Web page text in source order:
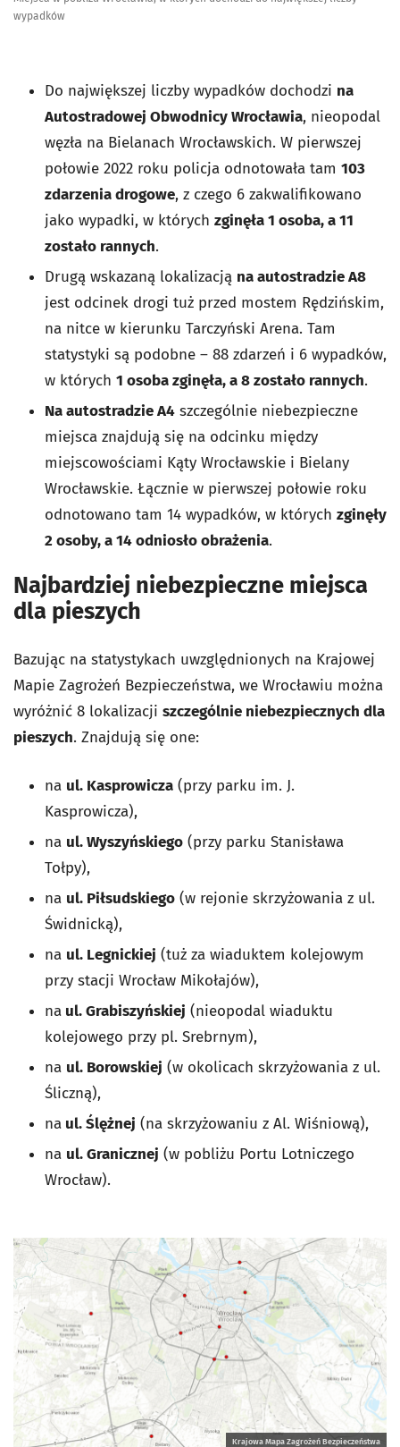
wypadków
Do największej liczby wypadków dochodzi na
Autostradowej Obwodnicy Wrocławia, nieopodal
węzła na Bielanach Wrocławskich. W pierwszej
połowie 2022 roku policja odnotowała tam 103
zdarzenia drogowe, z czego 6 zakwalifikowano
jako wypadki, w których zginęła 1 osoba, a 11
zostało rannych.
Drugą wskazaną lokalizacją na autostradzie A8
jest odcinek drogi tuż przed mostem Rędzińskim,
na nitce w kierunku Tarczyński Arena. Tam
statystyki są podobne – 88 zdarzeń i 6 wypadków,
w których 1 osoba zginęła, a 8 zostało rannych.
Na autostradzie A4 szczególnie niebezpieczne
miejsca znajdują się na odcinku między
miejscowościami Kąty Wrocławskie i Bielany
Wrocławskie. Łącznie w pierwszej połowie roku
odnotowano tam 14 wypadków, w których zginęły
2 osoby, a 14 odniosło obrażenia.
Najbardziej niebezpieczne miejsca
dla pieszych
Bazując na statystykach uwzględnionych na Krajowej
Mapie Zagrożeń Bezpieczeństwa, we Wrocławiu można
wyróżnić 8 lokalizacji szczególnie niebezpiecznych dla
pieszych. Znajdują się one:
na ul. Kasprowicza (przy parku im. J.
Kasprowicza),
na ul. Wyszyńskiego (przy parku Stanisława
Tołpy),
na ul. Piłsudskiego (w rejonie skrzyżowania z ul.
Świdnicką),
na ul. Legnickiej (tuż za wiaduktem kolejowym
przy stacji Wrocław Mikołajów),
na ul. Grabiszyńskiej (nieopodal wiaduktu
kolejowego przy pl. Srebrnym),
na ul. Borowskiej (w okolicach skrzyżowania z ul.
Śliczną),
na ul. Ślężnej (na skrzyżowaniu z Al. Wiśniową),
na ul. Granicznej (w pobliżu Portu Lotniczego
Wrocław).
Krajowa Mapa Zagrożeń Bezpieczeństwa